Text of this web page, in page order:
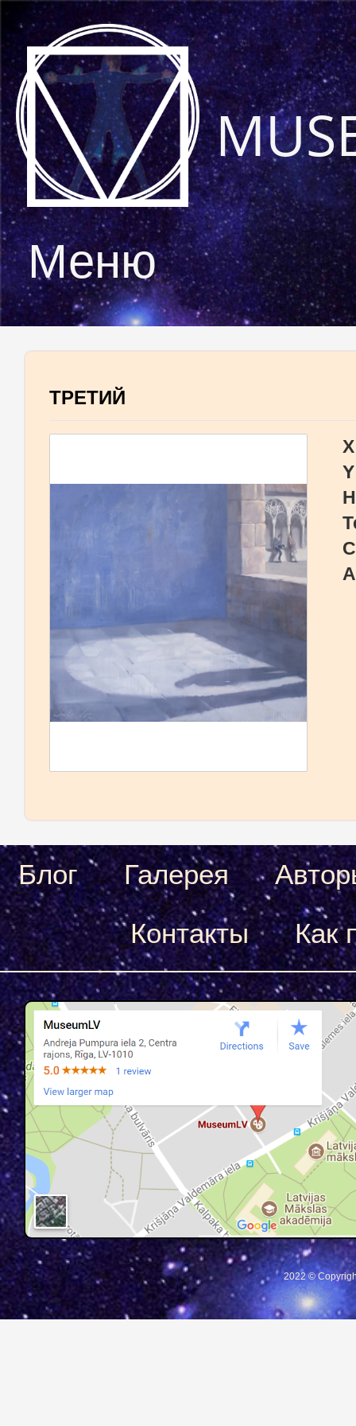
Меню
ТРЕТИЙ
Блог Галерея
Контакты
Как
2022 ©